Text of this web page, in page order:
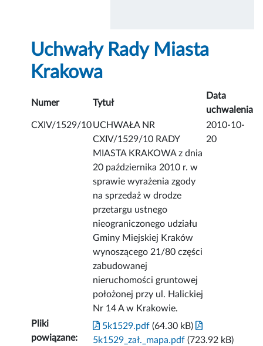
Uchwały Rady Miasta
Krakowa
Numer Tytuł
Data
uchwalenia
CXIV/1529/10UCHWAŁA NR
CXIV/1529/10 RADY
MIASTA KRAKOWA z dnia
20 października 2010 r. w
sprawie wyrażenia zgody
na sprzedaż w drodze
przetargu ustnego
nieograniczonego udziału
Gminy Miejskiej Kraków
wynoszącego 21/80 części
zabudowanej
nieruchomości gruntowej
położonej przy ul. Halickiej
Nr 14 A w Krakowie.
2010-10-
20
Pliki
powiązane:
5k1529.pdf (64.30 kB)
5k1529_zał._mapa.pdf (723.92 kB)